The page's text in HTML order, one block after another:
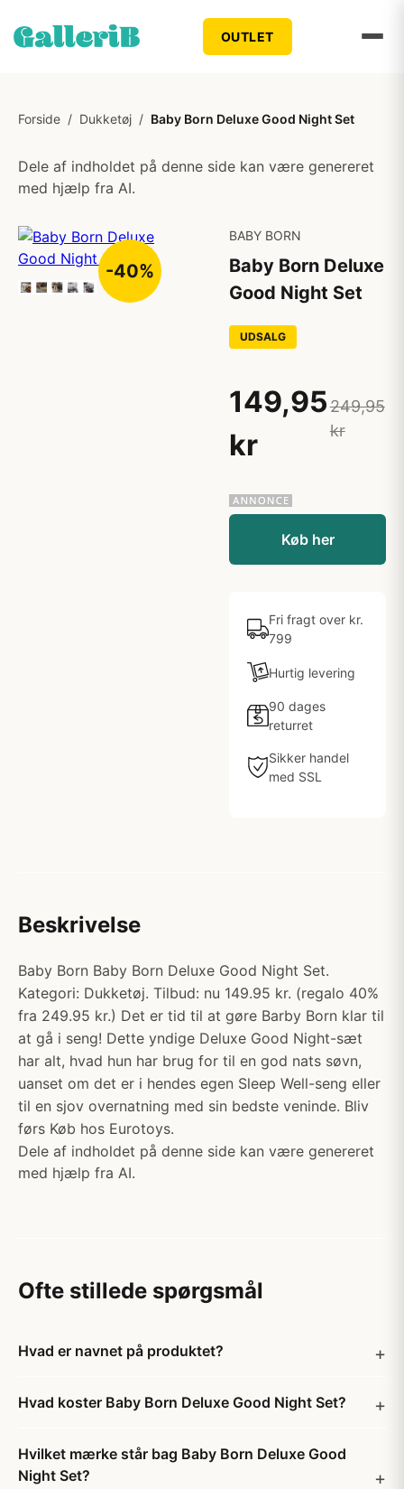
OUTLET
Forside / Dukketøj / Baby Born Deluxe Good Night Set
Dele af indholdet på denne side kan være genereret
med hjælp fra AI.
-40%
BABY BORN
Baby Born Deluxe
Good Night Set
UDSALG
149,95
kr
249,95
kr
Køb her
Fri fragt over kr.
799
Hurtig levering
90 dages
returret
Sikker handel
med SSL
Beskrivelse
Baby Born Baby Born Deluxe Good Night Set.
Kategori: Dukketøj. Tilbud: nu 149.95 kr. (regalo 40%
fra 249.95 kr.) Det er tid til at gøre Barby Born klar til
at gå i seng! Dette yndige Deluxe Good Night-sæt
har alt, hvad hun har brug for til en god nats søvn,
uanset om det er i hendes egen Sleep Well-seng eller
til en sjov overnatning med sin bedste veninde. Bliv
førs Køb hos Eurotoys.
Dele af indholdet på denne side kan være genereret
med hjælp fra AI.
Ofte stillede spørgsmål
Hvad er navnet på produktet?
Hvad koster Baby Born Deluxe Good Night Set?
Hvilket mærke står bag Baby Born Deluxe Good
Night Set?